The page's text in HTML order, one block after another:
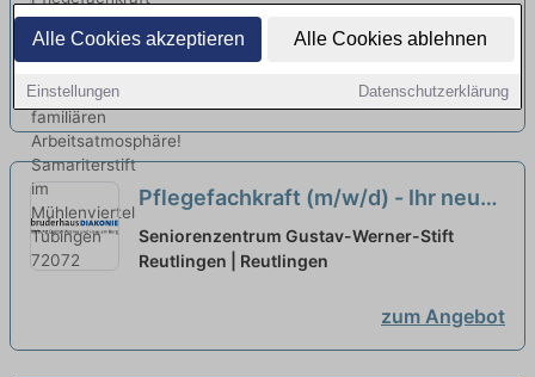
Alle Cookies akzeptieren Alle Cookies ablehnen
Einstellungen Datenschutzerklärung
Arbeitsplatz in einer familiären
Arbeitsatmosphäre! neu
Samariterstift im Mühlenviertel | Tübingen
zum Angebot
Pflegefachkraft (m/w/d) - Ihr neuer
Arbeitsplatz! neu
Seniorenzentrum Gustav-Werner-Stift
Reutlingen | Reutlingen
zum Angebot